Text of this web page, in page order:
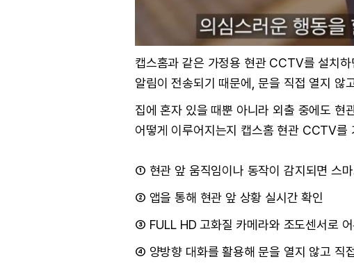
캡스홈과 같은 가정용 현관 CCTV를 설치
알림이 전송되기 때문에, 문을 직접 열지 않
집에 혼자 있을 때뿐 아니라 외출 중에도 현
어떻게 이루어지는지 캡스홈 현관 CCTV를
① 현관 앞 움직임이나 동작이 감지되면 스
② 앱을 통해 현관 앞 상황 실시간 확인
③ FULL HD 고화질 카메라와 조도센서로
④ 양방향 대화를 활용해 문을 열지 않고 직